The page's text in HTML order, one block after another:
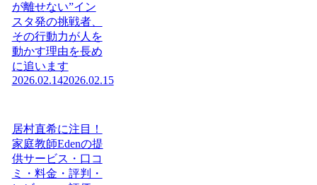
が離せない”イン
スタ発の挑戦者、
その行動力が人を
動かす理由を長め
に追います
2026.02.142026.02.15
居村直希に注目！
家庭教師Edenの提
供サービス・口コ
ミ・料金・評判・